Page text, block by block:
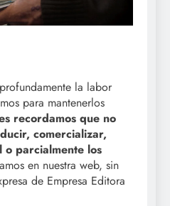
la labor
para mantenerlos
recordamos que no
comercializar,
parcialmente los
en nuestra web, sin
de Empresa Editora